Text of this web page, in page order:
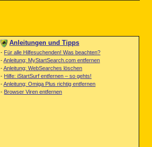
Anleitungen und Tipps
- Für alle Hilfesuchenden! Was beachten?
-Anleitung: MyStartSearch.com entfernen
-Anleitung: WebSearches löschen
- Hilfe: iStartSurf entfernen – so gehts!
-Anleitung: Omiga Plus richtig entfernen
- Browser Viren entfernen